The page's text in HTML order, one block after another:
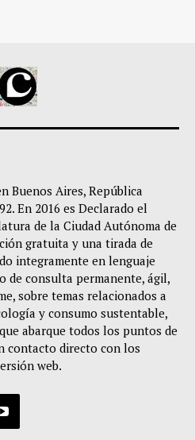
Buenos Aires, República
En 2016 es Declarado el
de la Ciudad Autónoma de
gratuita y una tirada de
integramente en lenguaje
de consulta permanente, ágil,
sobre temas relacionados a
y consumo sustentable,
abarque todos los puntos de
contacto directo con los
web.